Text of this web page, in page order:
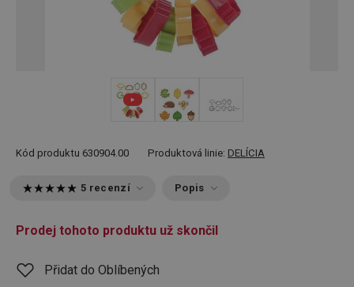
Kód produktu 630904.00 Produktová linie: DELÍCIA
5 recenzí Popis
Prodej tohoto produktu už skončil
Přidat do Oblíbených